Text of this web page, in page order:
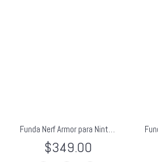
Funda Nerf Armor para Nintendo 3DS DSi DS Lite Verde
$349.00